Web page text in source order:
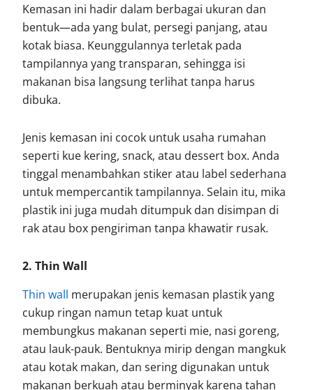
Kemasan ini hadir dalam berbagai ukuran dan
bentuk—ada yang bulat, persegi panjang, atau
kotak biasa. Keunggulannya terletak pada
tampilannya yang transparan, sehingga isi
makanan bisa langsung terlihat tanpa harus
dibuka.
Jenis kemasan ini cocok untuk usaha rumahan
seperti kue kering, snack, atau dessert box. Anda
tinggal menambahkan stiker atau label sederhana
untuk mempercantik tampilannya. Selain itu, mika
plastik ini juga mudah ditumpuk dan disimpan di
rak atau box pengiriman tanpa khawatir rusak.
2. Thin Wall
Thin wall merupakan jenis kemasan plastik yang
cukup ringan namun tetap kuat untuk
membungkus makanan seperti mie, nasi goreng,
atau lauk-pauk. Bentuknya mirip dengan mangkuk
atau kotak makan, dan sering digunakan untuk
makanan berkuah atau berminyak karena tahan